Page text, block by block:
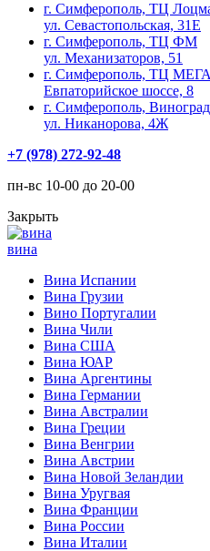
г. Симферополь, ТЦ
ул. Севастопольская, 31Е
г. Симферополь, ТЦ ФМ
ул. Механизаторов, 51
г. Симферополь, ТЦ
Евпаторийское шоссе, 8
г. Симферополь, Виноград
ул. Никанорова, 4Ж
+7 (978) 272-92-48
пн-вс 10-00 до 20-00
Закрыть
вина
Вина Испании
Вина Грузии
Вино Португалии
Вина Чили
Вина США
Вина ЮАР
Вина Аргентины
Вина Германии
Вина Австралии
Вина Греции
Вина Венгрии
Вина Австрии
Вина Новой Зеландии
Вина Уругвая
Вина Франции
Вина России
Вина Италии